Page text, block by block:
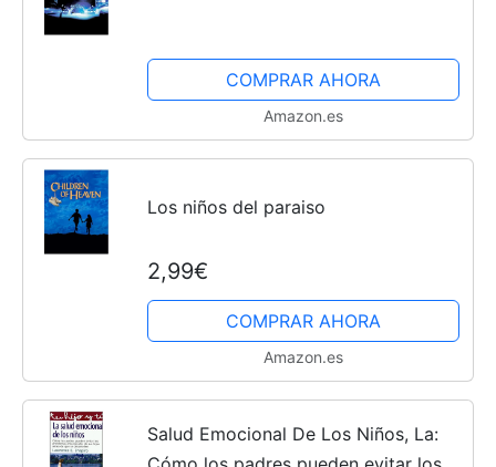
COMPRAR AHORA
Amazon.es
Los niños del paraiso
2,99€
COMPRAR AHORA
Amazon.es
Salud Emocional De Los Niños, La: